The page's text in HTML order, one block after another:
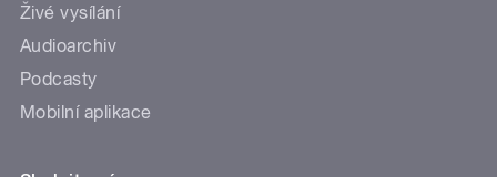
Živé vysílání
Audioarchiv
Podcasty
Mobilní aplikace